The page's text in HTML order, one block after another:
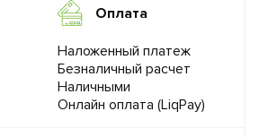
Оплата
Наложенный платеж
Безналичный расчет
Наличными
Онлайн оплата (LiqPay)